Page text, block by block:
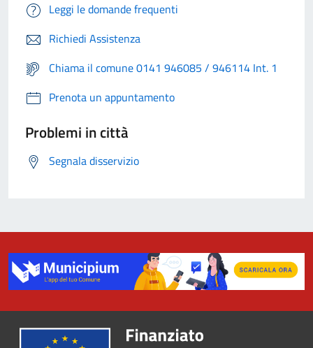
Leggi le domande frequenti
Richiedi Assistenza
Chiama il comune 0141 946085 / 946114 Int. 1
Prenota un appuntamento
Problemi in città
Segnala disservizio